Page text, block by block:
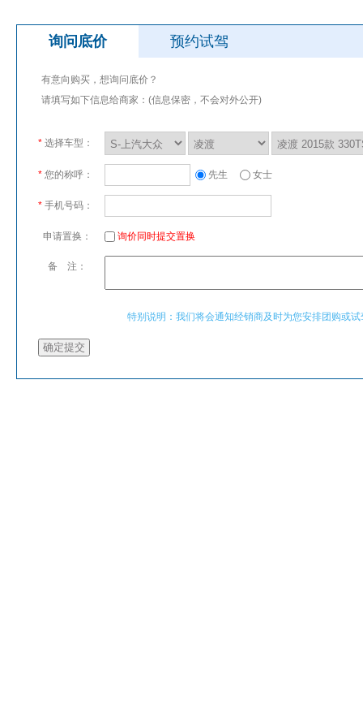
询问底价 预约试驾
有意向购买，想询问底价？
请填写如下信息给商家：(信息保密，不会对外公开)
* 选择车型：
* 您的称呼： 先生 女士
* 手机号码：
申请置换： 询价同时提交置换
备 注：
特别说明：我们将会通知经销商及时为您安排团购或试